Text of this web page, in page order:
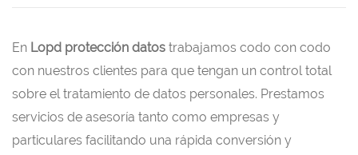
En Lopd protección datos trabajamos codo con codo
con nuestros clientes para que tengan un control total
sobre el tratamiento de datos personales. Prestamos
servicios de asesoría tanto como empresas y
particulares facilitando una rápida conversión y